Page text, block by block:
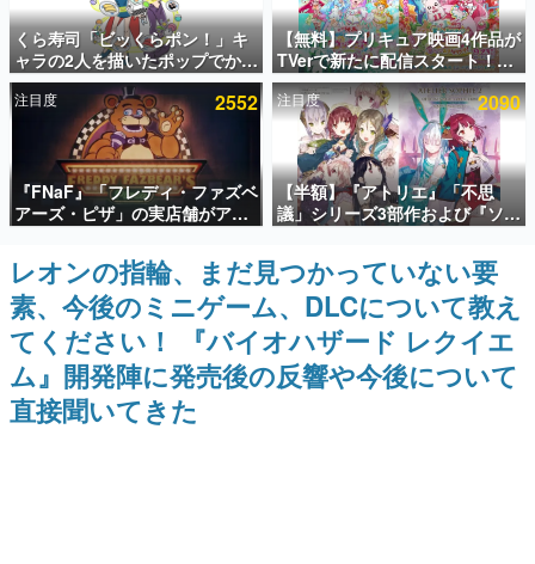
アプリセール情報
インタビュー
連載・特集一覧
殿堂入り記事
SNS拡散数が数千以上！ ページビュー数万以上！ などな
ど。多くの人々に読まれた、電ファミ渾身の“殿堂入り”記
事をまとめました。
ゲームの企画書
名作ゲームクリエイターの方々に製作時のエピソードをお
聞きし、ヒットする企画（ゲーム）とは何か？を探ってい
きます。
赫本
この物語を解いてはいけない。『赫本』は、〈試験問題〉
の形をした短編ホラー小説集です。
くら寿司「ビッくらポン！」キ
ャラの2人を描いたポップでかわ
いいコラボイラストが公開。コ
ラボイラストを使用した限定T
シャツ&ステッカーがアソビシ
ステム主催「Akaku展」にて販
【無料】プリキュア映画4作品が
TVerで新たに配信スタート！な
んと2018年～2024年の映画ほぼ
すべてが見放題に、ぶっちゃけ
ありえないラインナップ
注目度 2552
『FNaF』「フレディ・ファズベ
アーズ・ピザ」の実店舗がアメ
リカの商業施設「American
Dream」に2027年オープン！
ScottGamesとの共同開発、食
事だけでなくステージショーや
没入型のホラー体験も楽しめる
注目度 2090
【半額】『アトリエ』「不思
議」シリーズ3部作および『ソフ
ィーのアトリエ2』公式画集の
Kindle版が50%オフとなるセー
ルが開催中。各作品の設定画や
美麗なイラストの数々をふんだ
んに収録
レオンの指輪、まだ見つかっていない要
素、今後のミニゲーム、DLCについて教え
てください！ 『バイオハザード レクイエ
ム』開発陣に発売後の反響や今後について
直接聞いてきた